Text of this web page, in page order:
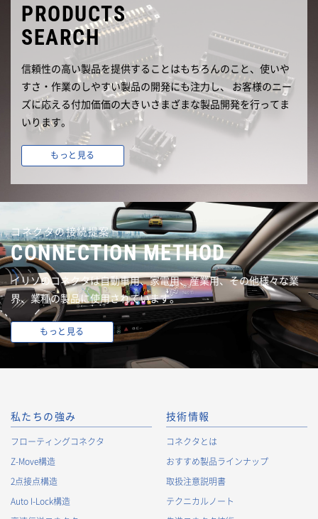
PRODUCTS
SEARCH
信頼性の高い製品を提供することはもちろんのこと、使いや
すさ・作業のしやすい製品の開発にも注力し、 お客様のニー
ズに応える付加価価の大きいさまざまな製品開発を行ってま
いります。
もっと見る
コネクタの接続提案
CONNECTION METHOD
イリソのコネクタは自動車用、家電用、産業用、その他様々な業
界、業種の製品に使用されています。
もっと見る
私たちの強み
フローティングコネクタ
Z-Move構造
2点接点構造
Auto I-Lock構造
技術情報
コネクタとは
おすすめ製品ラインナップ
取扱注意説明書
テクニカルノート